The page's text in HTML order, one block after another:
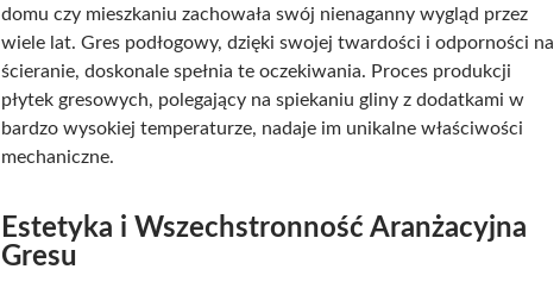
domu czy mieszkaniu zachowała swój nienaganny wygląd przez
wiele lat. Gres podłogowy, dzięki swojej twardości i odporności na
ścieranie, doskonale spełnia te oczekiwania. Proces produkcji
płytek gresowych, polegający na spiekaniu gliny z dodatkami w
bardzo wysokiej temperaturze, nadaje im unikalne właściwości
mechaniczne.
Estetyka i Wszechstronność Aranżacyjna
Gresu